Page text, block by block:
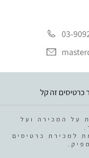
03-
כרטיסים זה קל
על המכירה ועל
למכירת כרטיסים